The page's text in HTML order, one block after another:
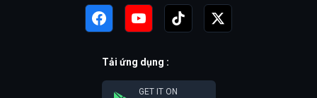
Tải ứng dụng :
GET IT ON